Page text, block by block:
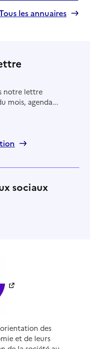
les annuaires
notre lettre
mois, agenda...
sociaux
des
et de leurs